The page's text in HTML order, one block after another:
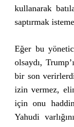
kullanarak
saptırmak
Eğer bu
olsaydı,
bir son
izin vermez,
için onu
Yahudi